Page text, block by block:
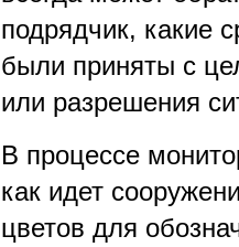
подрядчик, какие
были приняты с
или разрешения
В процессе
как идет
цветов для